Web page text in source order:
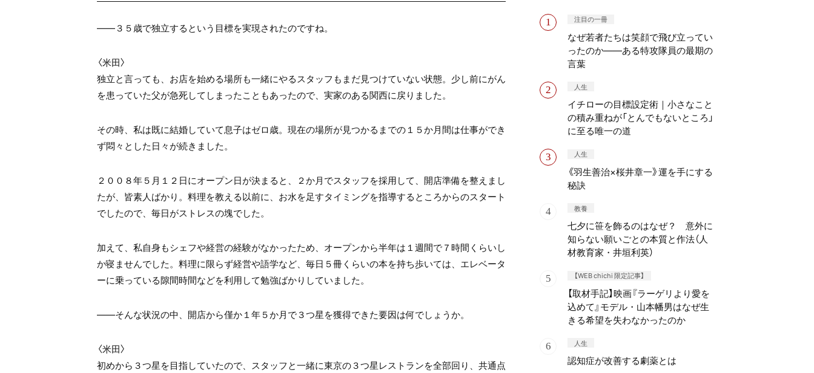
――３５歳で独立するという目標を実現されたのですね。
〈米田〉
独立と言っても、お店を始める場所も一緒にやるスタッフもまだ見つけていない状態。少し前にがん
を患っていた父が急死してしまったこともあったので、実家のある関西に戻りました。
その時、私は既に結婚していて息子はゼロ歳。現在の場所が見つかるまでの１５か月間は仕事ができ
ず悶々とした日々が続きました。
２００８年５月１２日にオープン日が決まると、２か月でスタッフを採用して、開店準備を整えまし
たが、皆素人ばかり。料理を教える以前に、お水を足すタイミングを指導するところからのスタート
でしたので、毎日がストレスの塊でした。
加えて、私自身もシェフや経営の経験がなかったため、オープンから半年は１週間で７時間くらいし
か寝ませんでした。料理に限らず経営や語学など、毎日５冊くらいの本を持ち歩いては、エレベータ
ーに乗っている隙間時間などを利用して勉強ばかりしていました。
――そんな状況の中、開店から僅か１年５か月で３つ星を獲得できた要因は何でしょうか。
〈米田〉
初めから３つ星を目指していたので、スタッフと一緒に東京の３つ星レストランを全部回り、共通点
注目の一冊
なぜ若者たちは笑顔で飛び立ってい
ったのか——ある特攻隊員の最期の
言葉
人生
イチローの目標設定術｜小さなこと
の積み重ねが「とんでもないところ」
に至る唯一の道
人生
《羽生善治×桜井章一》運を手にする
秘訣
教養
七夕に笹を飾るのはなぜ？ 意外に
知らない願いごとの本質と作法（人
材教育家・井垣利英）
【WEB chichi 限定記事】
【取材手記】映画『ラーゲリより愛を
込めて』モデル・山本幡男はなぜ生
きる希望を失わなかったのか
人生
認知症が改善する劇薬とは